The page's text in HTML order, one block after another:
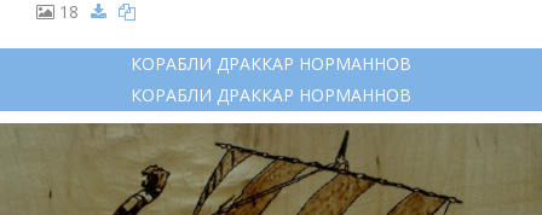
18
КОРАБЛИ ДРАККАР НОРМАННОВ
КОРАБЛИ ДРАККАР НОРМАННОВ